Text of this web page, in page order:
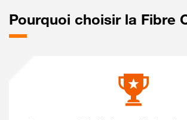
Pourquoi choisir la Fibre